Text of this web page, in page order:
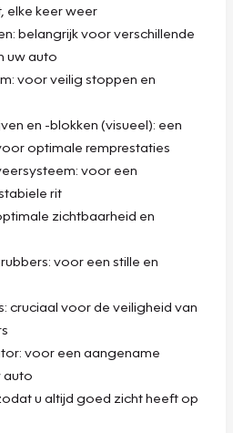
elke keer weer
belangrijk voor verschillende
uw auto
voor veilig stoppen en
en -blokken (visueel): een
optimale remprestaties
voor een
rit
zichtbaarheid en
voor een stille en
cruciaal voor de veiligheid van
voor een aangename
auto
u altijd goed zicht heeft op